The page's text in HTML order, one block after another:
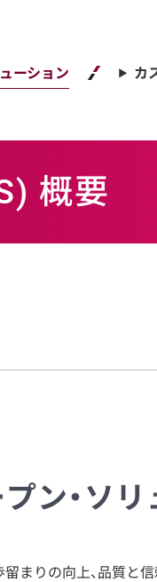
ーション カ
概要
ン・ソリ
まりの向上、品質